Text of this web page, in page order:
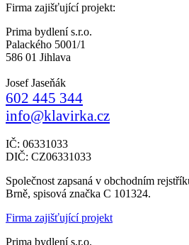
Firma zajišťující projekt:
Prima bydlení s.r.o.
Palackého 5001/1
586 01 Jihlava
Josef Jaseňák
602 445 344
info@klavirka.cz
IČ: 06331033
DIČ: CZ06331033
Společnost zapsaná v obchodním
Brně, spisová značka C 101324.
Firma zajišťující projekt
Prima bydlení s.r.o.